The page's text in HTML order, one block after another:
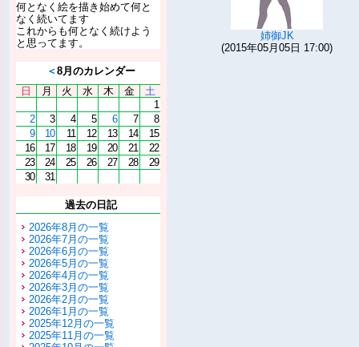
何となく絵を描き始めて何と
なく続いてます
これからも何となく続けよう
と思ってます。
＜8月のカレンダー
日
月 火 水 木 金
土
1
2
3 4 5 6 7
8
9
10 11 12 13 14
15
16
17 18 19 20 21
22
23
24 25 26 27 28
29
30
31
過去の日記
2026年8月の一覧
2026年7月の一覧
2026年6月の一覧
2026年5月の一覧
2026年4月の一覧
2026年3月の一覧
2026年2月の一覧
2026年1月の一覧
2025年12月の一覧
2025年11月の一覧
姉御JK
(2015年05月05日 17:00)